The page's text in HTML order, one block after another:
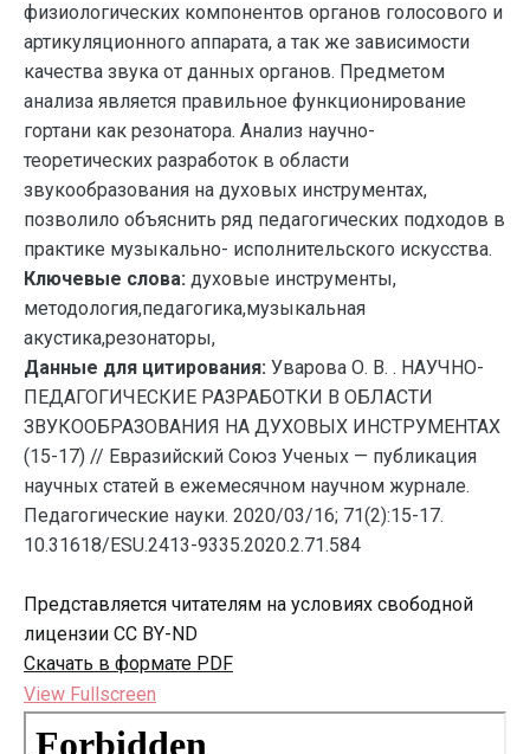
физиологических компонентов органов голосового и
артикуляционного аппарата, а так же зависимости
качества звука от данных органов. Предметом
анализа является правильное функционирование
гортани как резонатора. Анализ научно-
теоретических разработок в области
звукообразования на духовых инструментах,
позволило объяснить ряд педагогических подходов в
практике музыкально- исполнительского искусства.
Ключевые слова: духовые инструменты,
методология,педагогика,музыкальная
акустика,резонаторы,
Данные для цитирования: Уварова О. В. . НАУЧНО-
ПЕДАГОГИЧЕСКИЕ РАЗРАБОТКИ В ОБЛАСТИ
ЗВУКООБРАЗОВАНИЯ НА ДУХОВЫХ ИНСТРУМЕНТАХ
(15-17) // Евразийский Союз Ученых — публикация
научных статей в ежемесячном научном журнале.
Педагогические науки. 2020/03/16; 71(2):15-17.
10.31618/ESU.2413-9335.2020.2.71.584
Представляется читателям на условиях свободной
лицензии CC BY-ND
Скачать в формате PDF
View Fullscreen
Перейти